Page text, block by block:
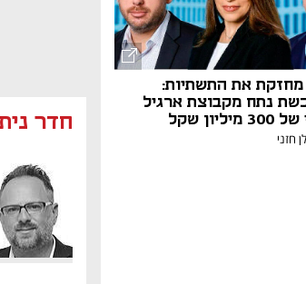
מחזקת את התשתיות:
נתח מקבוצת ארגיל
שקל
חזני
חדר